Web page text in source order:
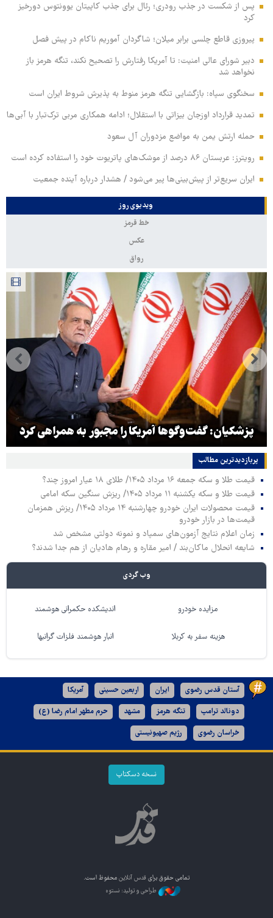
پس از شکست در جذب رودری؛ رئال برای جذب کاپیتان یوونتوس دورخیز
کرد
پیروزی قاطع چلسی برابر میلان؛ شاگردان آموریم ناکام در پیش فصل
دبیر شورای عالی امنیت: تا آمریکا رفتارش را تصحیح نکند، تنگه هرمز باز
نخواهد شد
سخنگوی سپاه: بازگشایی تنگه هرمز منوط به پذیرش شروط ایران است
تمدید قرارداد اوزجان بیزاتی با استقلال؛ ادامه همکاری مربی ترک‌تبار با آبی‌ها
حمله ارتش یمن به مواضع مزدوران آل سعود
رویترز: عربستان ۸۶ درصد از موشک‌های پاتریوت خود را استفاده کرده است
ایران سریع‌تر از پیش‌بینی‌ها پیر می‌شود / هشدار درباره آینده جمعیت
ویدیوی روز
خط قرمز
عکس
رواق
پزشکیان: گفت‌وگوها آمریکا را مجبور به همراهی کرد
پربازدیدترین‌ مطالب
قیمت طلا و سکه جمعه ۱۶ مرداد ۱۴۰۵/ طلای ۱۸ عیار امروز چند؟
قیمت طلا و سکه یکشنبه ۱۱ مرداد ۱۴۰۵/ ریزش سنگین سکه امامی
قیمت محصولات ایران خودرو چهارشنبه ۱۴ مرداد ۱۴۰۵/ ریزش همزمان
قیمت‌ها در بازار خودرو
زمان اعلام نتایج آزمون‌های سمپاد و نمونه دولتی مشخص شد
شایعه انحلال ماکان‌بند / امیر مقاره و رهام هادیان از هم جدا شدند؟
وب گردی
مزایده خودرو اندیشکده حکمرانی هوشمند
هزینه سفر به کربلا انبار هوشمند فلزات گرانبها
آستان قدس رضوی ایران اربعین حسینی آمریکا
دونالد ترامپ تنگه هرمز مشهد حرم مطهر امام رضا (ع)
خراسان رضوی رژیم صهیونیستی
نسخه دسکتاپ
تمامی حقوق برای قدس آنلاین محفوظ است.
طراحی و تولید: نستوه